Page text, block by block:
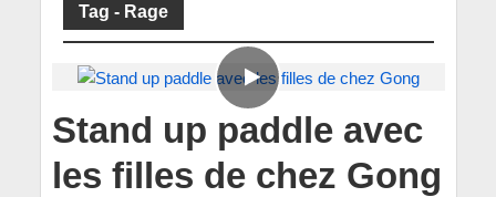
Tag - Rage
Stand up paddle avec
les filles de chez Gong